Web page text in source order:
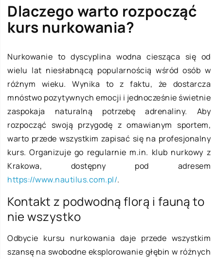
Dlaczego warto rozpocząć
kurs nurkowania?
Nurkowanie to dyscyplina wodna ciesząca się od
wielu lat niesłabnącą popularnością wśród osób w
różnym wieku. Wynika to z faktu, że dostarcza
mnóstwo pozytywnych emocji i jednocześnie świetnie
zaspokaja naturalną potrzebę adrenaliny. Aby
rozpocząć swoją przygodę z omawianym sportem,
warto przede wszystkim zapisać się na profesjonalny
kurs. Organizuje go regularnie m.in. klub nurkowy z
Krakowa, dostępny pod adresem
https://www.nautilus.com.pl/.
Kontakt z podwodną florą i fauną to
nie wszystko
Odbycie kursu nurkowania daje przede wszystkim
szansę na swobodne eksplorowanie głębin w różnych